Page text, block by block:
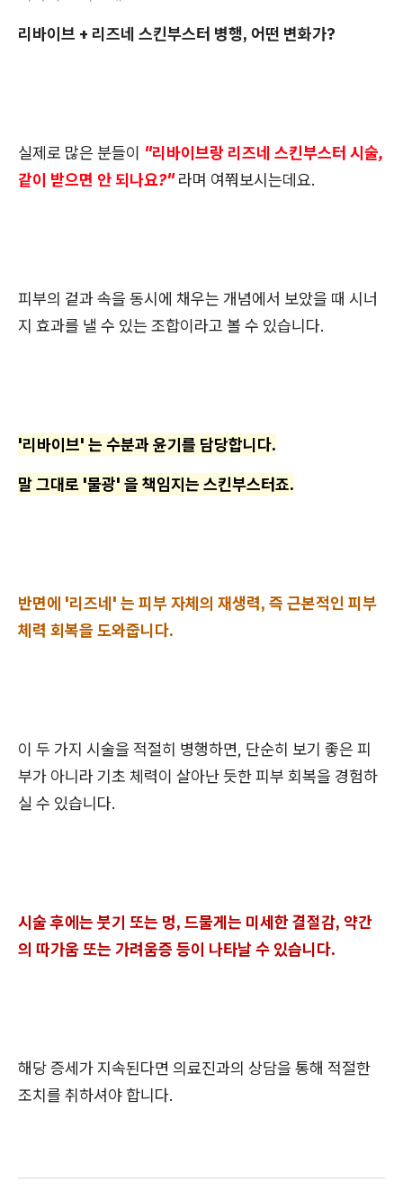
리바이브 + 리즈네 스킨부스터 병행, 어떤 변화가?
실제로 많은 분들이 "리바이브랑 리즈네 스킨부스터 시술,
같이 받으면 안 되나요?"라며 여쭤보시는데요.
피부의 겉과 속을 동시에 채우는 개념에서 보았을 때 시너
지 효과를 낼 수 있는 조합이라고 볼 수 있습니다.
'리바이브' 는 수분과 윤기를 담당합니다.
말 그대로 '물광' 을 책임지는 스킨부스터죠.
반면에 '리즈네' 는 피부 자체의 재생력, 즉 근본적인 피부
체력 회복을 도와줍니다.
이 두 가지 시술을 적절히 병행하면, 단순히 보기 좋은 피
부가 아니라 기초 체력이 살아난 듯한 피부 회복을 경험하
실 수 있습니다.
시술 후에는 붓기 또는 멍, 드물게는 미세한 결절감, 약간
의 따가움 또는 가려움증 등이 나타날 수 있습니다.
해당 증세가 지속된다면 의료진과의 상담을 통해 적절한
조치를 취하셔야 합니다.